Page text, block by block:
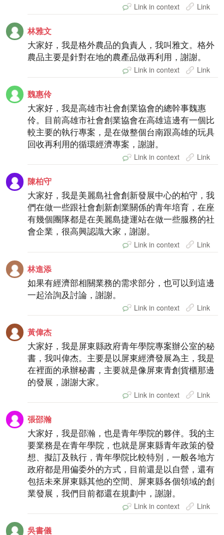
Link in context Link
林雅文
大家好，我是格外農品的負責人，我叫雅文。格外
農品主要是針對在地的農產品做再利用，謝謝。
Link in context Link
魏惠伶
大家好，我是高雄市社會創業協會的總幹事魏惠
伶。目前高雄市社會創業協會在高雄這邊有一個比
較主要的執行專案，是在做整個台南跟高雄的玩具
回收再利用的循環經濟專案，謝謝。
Link in context Link
陳柏守
大家好，我是美麗島社會創新發展中心的柏守，我
們在做一些跟社會創新創業關係的青年培育，在座
有幾個團隊都是在美麗島捷運站在做一些服務的社
會企業，很高興認識大家，謝謝。
Link in context Link
林進添
如果有經濟部相關業務的需求部分，也可以到這邊
一起洽詢及討論，謝謝。
Link in context Link
黃偉杰
大家好，我是屏東縣政府青年學院專案辦公室的秘
書，我叫偉杰。主要是以屏東經濟發展為主，我是
在裡面的承辦秘書，主要就是像屏東青創貨櫃那邊
的發展，謝謝大家。
Link in context Link
張邵瀚
大家好，我是邵瀚，也是青年學院的夥伴。我的主
要業務是在青年學院，也就是屏東縣青年政策的發
想、擬訂及執行，青年學院比較特別，一般各地方
政府都是用偏委外的方式，目前還是以自營，還有
包括未來屏東縣其他的空間、屏東縣各個領域的創
業發展，我們目前都還在規劃中，謝謝。
Link in context Link
吳書儀